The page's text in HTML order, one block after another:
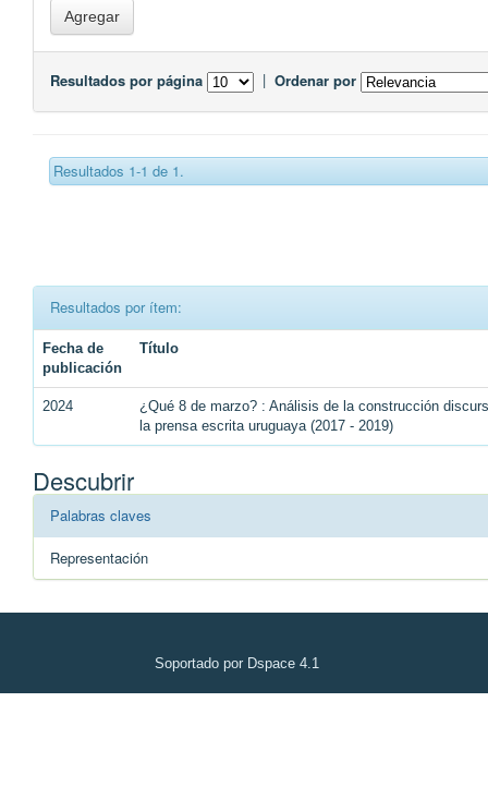
Resultados por página | Ordenar por
Resultados 1-1 de 1.
Resultados por ítem:
Fecha de
publicación
Título
2024
¿Qué 8 de marzo? : Análisis de la construcción
la prensa escrita uruguaya (2017 - 2019)
Descubrir
Palabras claves
Representación
Soportado por Dspace 4.1